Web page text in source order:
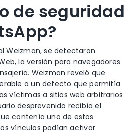
de seguridad
Weizman, se detectaron
la versión para navegadores
Weizman reveló que
a un defecto que permitía
víctimas a sitios web arbitrarios
desprevenido recibía el
contenía uno de estos
vínculos podían activar